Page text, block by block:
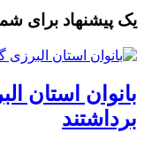
یک پیشنهاد برای
بانوان استان
برداشتند